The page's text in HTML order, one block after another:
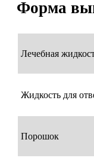
Форма
Лечебная
Жидкость для
Порошок